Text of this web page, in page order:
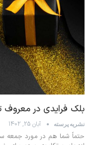
بلک فرایدی در معروف
نشریه پرسته آبان 25, 1402
حتماً شما هم در مورد جمعه